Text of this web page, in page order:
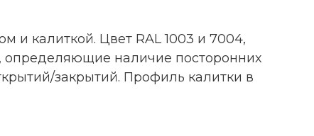
и калиткой. Цвет RAL 1003 и 7004,
определяющие наличие посторонних
закрытий. Профиль калитки в